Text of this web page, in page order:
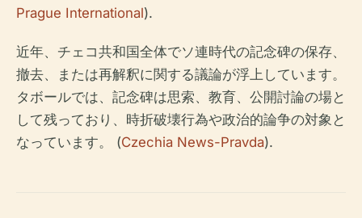
Prague International).
近年、チェコ共和国全体でソ連時代の記念碑の保存、
撤去、または再解釈に関する議論が浮上しています。
タボールでは、記念碑は思索、教育、公開討論の場と
して残っており、時折破壊行為や政治的論争の対象と
なっています。 (Czechia News-Pravda).